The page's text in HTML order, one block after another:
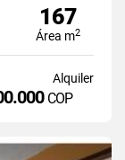
167
Área m2
Alquiler
COP